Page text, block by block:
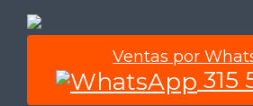
Ventas por
315